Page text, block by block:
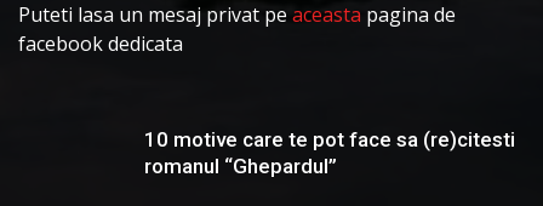
Puteti lasa un mesaj privat pe aceasta pagina de
facebook dedicata
10 motive care te pot face sa (re)citesti
romanul “Ghepardul”